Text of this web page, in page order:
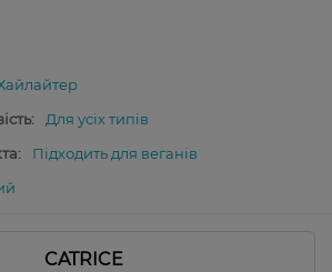
Для усіх типів
Підходить для веганів
CATRICE